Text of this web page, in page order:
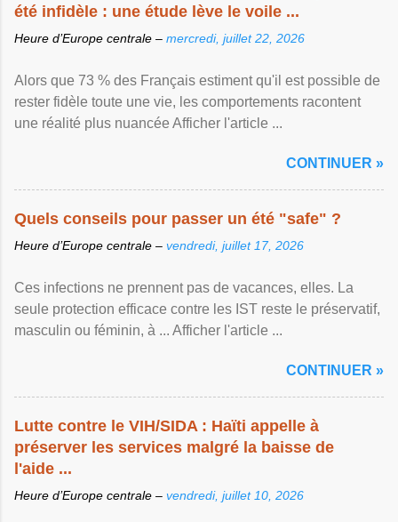
été infidèle : une étude lève le voile ...
Heure d’Europe centrale – mercredi, juillet 22, 2026
Alors que 73 % des Français estiment qu'il est possible de
rester fidèle toute une vie, les comportements racontent
une réalité plus nuancée Afficher l'article ...
CONTINUER »
Quels conseils pour passer un été "safe" ?
Heure d’Europe centrale – vendredi, juillet 17, 2026
Ces infections ne prennent pas de vacances, elles. La
seule protection efficace contre les IST reste le préservatif,
masculin ou féminin, à ... Afficher l'article ...
CONTINUER »
Lutte contre le VIH/SIDA : Haïti appelle à
préserver les services malgré la baisse de
l'aide ...
Heure d’Europe centrale – vendredi, juillet 10, 2026